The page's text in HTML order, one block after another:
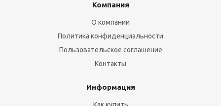
Компания
О компании
Политика конфиденциальности
Пользовательское соглашение
Контакты
Информация